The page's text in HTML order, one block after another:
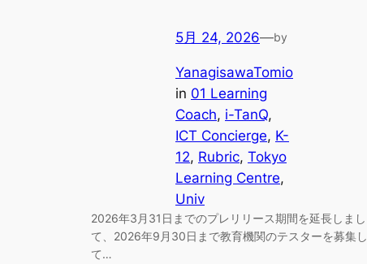
5月 24, 2026—by
YanagisawaTomio
in 01 Learning
Coach, i-TanQ
ICT Concierge, K-
12, Rubric, Tokyo
Learning Centre
Univ
2026年3月31日までのプレリリース期間を延長しまし
て、2026年9月30日まで教育機関のテスターを募集し
て…